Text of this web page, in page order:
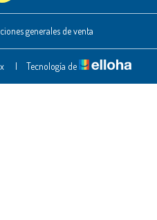
generales de venta
| Tecnología de